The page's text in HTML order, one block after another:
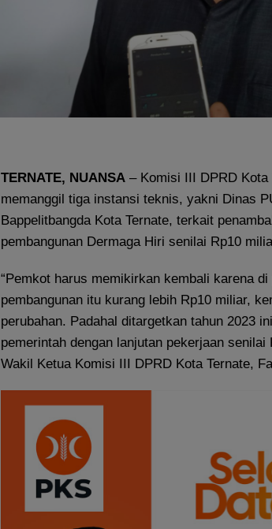
TERNATE, NUANSA – Komisi III DPRD Kota
memanggil tiga instansi teknis, yakni Dinas
Bappelitbangda Kota Ternate, terkait
pembangunan Dermaga Hiri senilai Rp10
“Pemkot harus memikirkan kembali karena di
pembangunan itu kurang lebih Rp10 miliar,
perubahan. Padahal ditargetkan tahun 2023
pemerintah dengan lanjutan pekerjaan
Wakil Ketua Komisi III DPRD Kota Ternate,